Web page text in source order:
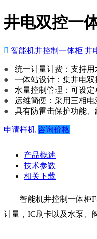
井电双控一
 智能机井控制一体柜 井
● 统一计量计费：支持
● 一体站设计：集井电
● 水量控制管理：可设
● 运维简便：采用三相
● 具有防雷击保护功能
申请样机 咨询价格
产品概述
技术参数
相关下载
智能机井控制一体柜F-
计量，IC刷卡以及水泵、